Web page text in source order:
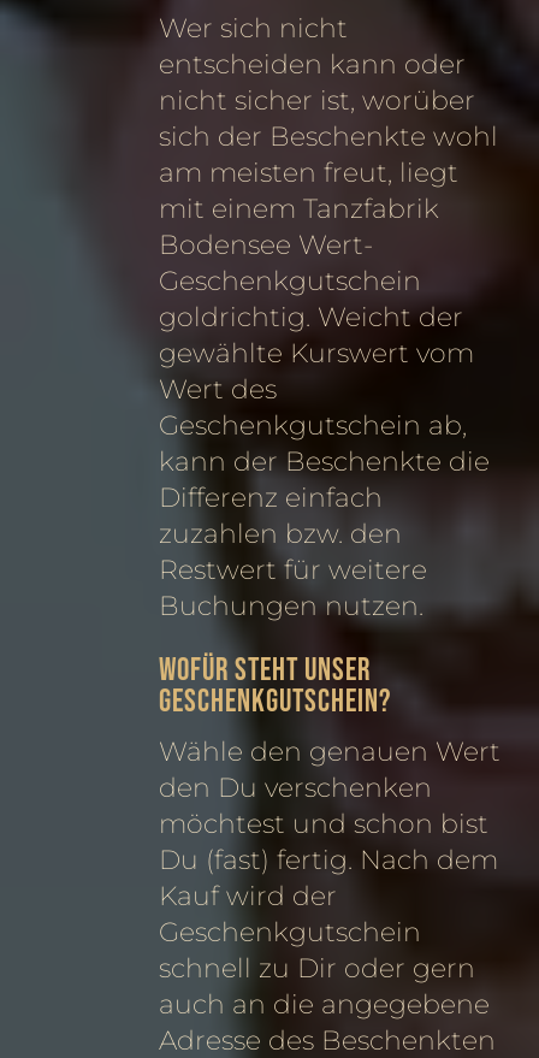
Wer sich nicht
entscheiden kann oder
nicht sicher ist, worüber
sich der Beschenkte wohl
am meisten freut, liegt
mit einem Tanzfabrik
Bodensee Wert-
Geschenkgutschein
goldrichtig. Weicht der
gewählte Kurswert vom
Wert des
Geschenkgutschein ab,
kann der Beschenkte die
Differenz einfach
zuzahlen bzw. den
Restwert für weitere
Buchungen nutzen.
Wofür steht unser
Geschenkgutschein?
Wähle den genauen Wert
den Du verschenken
möchtest und schon bist
Du (fast) fertig. Nach dem
Kauf wird der
Geschenkgutschein
schnell zu Dir oder gern
auch an die angegebene
Adresse des Beschenkten